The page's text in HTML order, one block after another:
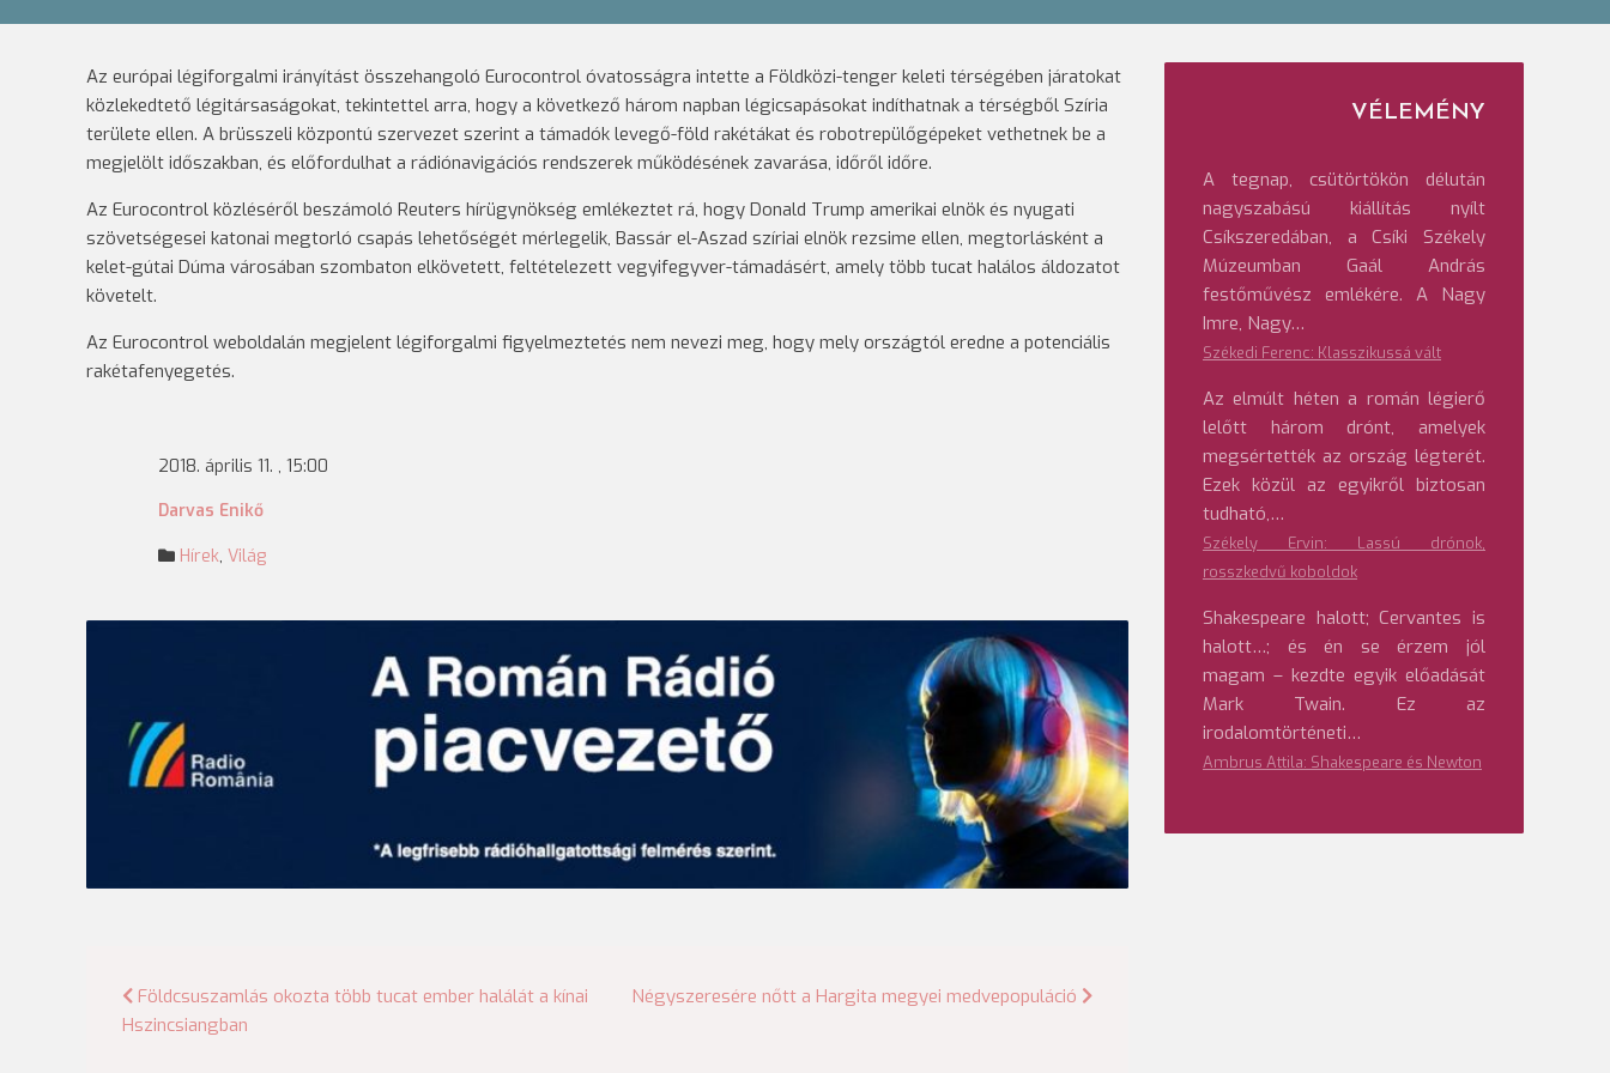
Az európai légiforgalmi irányítást összehangoló Eurocontrol óvatosságra intette a Földközi-tenger keleti térségében járatokat
közlekedtető légitársaságokat, tekintettel arra, hogy a következő három napban légicsapásokat indíthatnak a térségből Szíria
területe ellen. A brüsszeli központú szervezet szerint a támadók levegő-föld rakétákat és robotrepülőgépeket vethetnek be a
megjelölt időszakban, és előfordulhat a rádiónavigációs rendszerek működésének zavarása, időről időre.
Az Eurocontrol közléséről beszámoló Reuters hírügynökség emlékeztet rá, hogy Donald Trump amerikai elnök és nyugati
szövetségesei katonai megtorló csapás lehetőségét mérlegelik, Bassár el-Aszad szíriai elnök rezsime ellen, megtorlásként a
kelet-gútai Dúma városában szombaton elkövetett, feltételezett vegyifegyver-támadásért, amely több tucat halálos áldozatot
követelt.
Az Eurocontrol weboldalán megjelent légiforgalmi figyelmeztetés nem nevezi meg, hogy mely országtól eredne a potenciális
rakétafenyegetés.
2018. április 11. , 15:00
Darvas Enikő
Hírek, Világ
Bejegyzés
navigáció
Földcsuszamlás okozta több tucat ember halálát a kínai
Hszincsiangban
Négyszeresére nőtt a Hargita megyei medvepopuláció
VÉLEMÉNY
A tegnap, csütörtökön délután
nagyszabású kiállítás nyílt
Csíkszeredában, a Csíki Székely
Múzeumban Gaál András
festőművész emlékére. A Nagy
Imre, Nagy…
Székedi Ferenc: Klasszikussá vált
Az elmúlt héten a román légierő
lelőtt három drónt, amelyek
megsértették az ország légterét.
Ezek közül az egyikről biztosan
tudható,…
Székely Ervin: Lassú drónok,
rosszkedvű koboldok
Shakespeare halott; Cervantes is
halott…; és én se érzem jól
magam – kezdte egyik előadását
Mark Twain. Ez az
irodalomtörténeti…
Ambrus Attila: Shakespeare és Newton